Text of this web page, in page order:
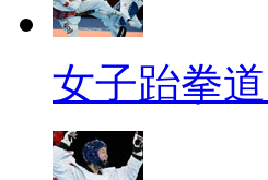
女子跆拳